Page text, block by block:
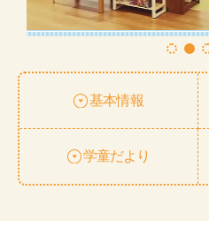
基本情報
学童だより